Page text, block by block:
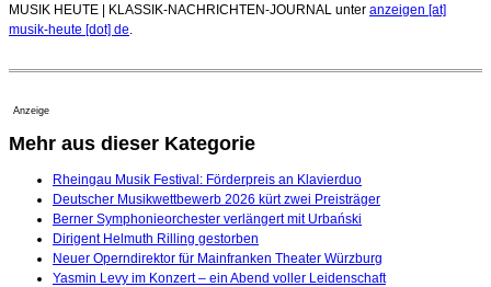
MUSIK HEUTE | KLASSIK-NACHRICHTEN-JOURNAL unter anzeigen [at]
musik-heute [dot] de
Anzeige
Mehr aus dieser Kategorie
Rheingau Musik Festival: Förderpreis an Klavierduo
Deutscher Musikwettbewerb 2026 kürt zwei Preisträger
Berner Symphonieorchester verlängert mit Urbański
Dirigent Helmuth Rilling gestorben
Neuer Operndirektor für Mainfranken Theater Würzburg
Yasmin Levy im Konzert – ein Abend voller Leidenschaft